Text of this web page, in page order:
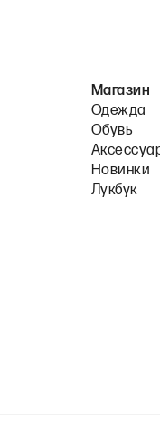
Магазин
Одежда
Обувь
Новинки
Лукбук